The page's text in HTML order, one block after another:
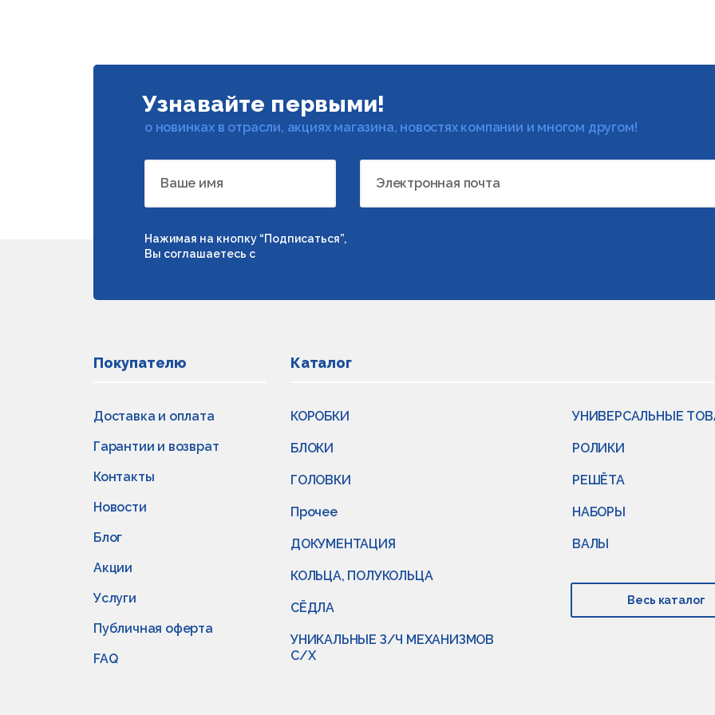
Узнавайте первыми!
о новинках в отрасли, акциях магазина, новостях компании и многом другом!
Ваше имя Электронная почта
Нажимая на кнопку “Подписаться”,
Вы соглашаетесь с
Покупателю
Доставка и оплата
Гарантии и возврат
Контакты
Новости
Блог
Акции
Услуги
Публичная оферта
FAQ
Каталог
КОРОБКИ
БЛОКИ
ГОЛОВКИ
Прочее
ДОКУМЕНТАЦИЯ
КОЛЬЦА, ПОЛУКОЛЬЦА
СЁДЛА
УНИКАЛЬНЫЕ З/Ч МЕХАНИЗМОВ
С/Х
УНИВЕРСАЛЬНЫЕ
РОЛИКИ
РЕШЁТА
НАБОРЫ
ВАЛЫ
Весь каталог